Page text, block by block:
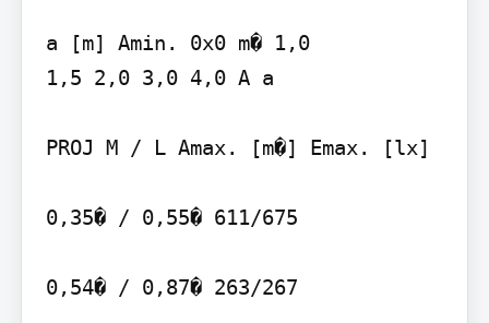
a [m] Amin. 0x0 m� 1,0
1,5 2,0 3,0 4,0 A a
PROJ M / L Amax. [m�] Emax. [lx]
0,35� / 0,55� 611/675
0,54� / 0,87� 263/267